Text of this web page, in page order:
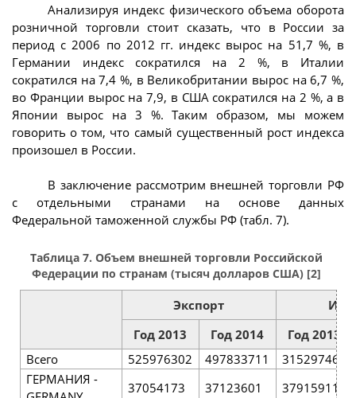
Анализируя индекс физического объема оборота
розничной торговли стоит сказать, что в России за
период с 2006 по 2012 гг. индекс вырос на 51,7 %, в
Германии индекс сократился на 2 %, в Италии
сократился на 7,4 %, в Великобритании вырос на 6,7 %,
во Франции вырос на 7,9, в США сократился на 2 %, а в
Японии вырос на 3 %. Таким образом, мы можем
говорить о том, что самый существенный рост индекса
произошел в России.
В заключение рассмотрим внешней торговли РФ
с отдельными странами на основе данных
Федеральной таможенной службы РФ (табл. 7).
Таблица 7. Объем внешней торговли Российской
Федерации по странам (тысяч долларов США) [2]
Экспорт
Год 2013
Год 2014
Год 2013
Всего
525976302 497833711
315297466
ГЕРМАНИЯ -
37054173 37123601
37915911